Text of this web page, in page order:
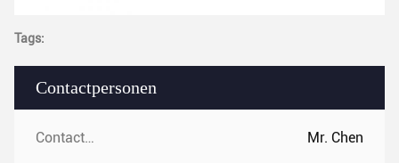
Contactpersonen
Contactpersonen: Mr. Chen
Tags: